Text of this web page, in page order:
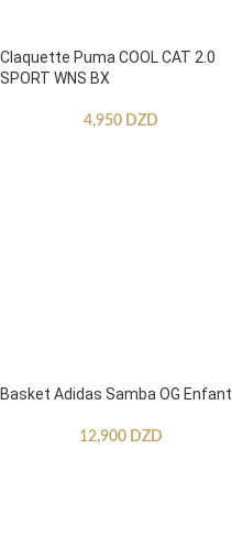
Claquette Puma COOL CAT 2.0
SPORT WNS BX
4,950 DZD
Basket Adidas Samba OG Enfant
12,900 DZD